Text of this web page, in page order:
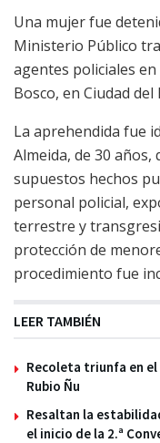
Una mujer fue
Ministerio Público
agentes policiales
Bosco, en Ciudad del
La aprehendida fue
Almeida, de 30
supuestos hechos
personal policial,
terrestre y
protección de
procedimiento fue
LEER TAMBIÉN
Recoleta triunfa en
Rubio Ñu
Resaltan la
el inicio de la 2.ª